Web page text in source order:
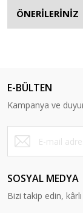
ÖNERİLERİNİZ
E-BÜLTEN
Kampanya ve
SOSYAL MEDYA
Bizi takip edin, kârlı